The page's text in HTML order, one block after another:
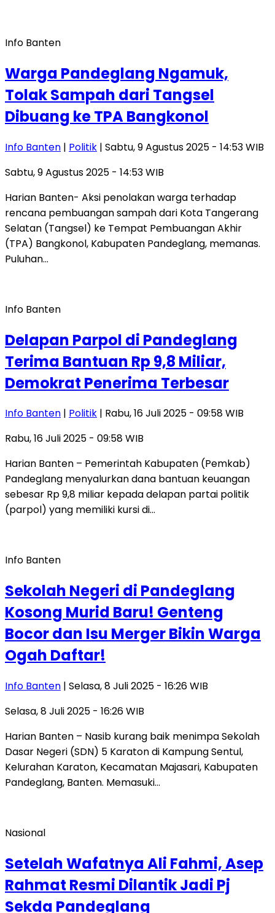
Info Banten
Warga Pandeglang Ngamuk,
Tolak Sampah dari Tangsel
Dibuang ke TPA Bangkonol
Info Banten | Politik | Sabtu, 9 Agustus 2025 - 14:53 WIB
Sabtu, 9 Agustus 2025 - 14:53 WIB
Harian Banten- Aksi penolakan warga terhadap
rencana pembuangan sampah dari Kota Tangerang
Selatan (Tangsel) ke Tempat Pembuangan Akhir
(TPA) Bangkonol, Kabupaten Pandeglang, memanas.
Puluhan…
Info Banten
Delapan Parpol di Pandeglang
Terima Bantuan Rp 9,8 Miliar,
Demokrat Penerima Terbesar
Info Banten | Politik | Rabu, 16 Juli 2025 - 09:58 WIB
Rabu, 16 Juli 2025 - 09:58 WIB
Harian Banten – Pemerintah Kabupaten (Pemkab)
Pandeglang menyalurkan dana bantuan keuangan
sebesar Rp 9,8 miliar kepada delapan partai politik
(parpol) yang memiliki kursi di…
Info Banten
Sekolah Negeri di Pandeglang
Kosong Murid Baru! Genteng
Bocor dan Isu Merger Bikin Warga
Ogah Daftar!
Info Banten | Selasa, 8 Juli 2025 - 16:26 WIB
Selasa, 8 Juli 2025 - 16:26 WIB
Harian Banten – Nasib kurang baik menimpa Sekolah
Dasar Negeri (SDN) 5 Karaton di Kampung Sentul,
Kelurahan Karaton, Kecamatan Majasari, Kabupaten
Pandeglang, Banten. Memasuki…
Nasional
Setelah Wafatnya Ali Fahmi, Asep
Rahmat Resmi Dilantik Jadi Pj
Sekda Pandeglang